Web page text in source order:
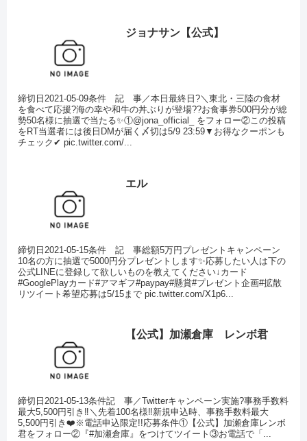
ジョナサン【公式】
締切日2021-05-09条件 記 事／本日最終日?＼東北・三陸の食材
を食べて応援?海の幸や和牛の丼ぶりが登場??お食事券500円分が総
勢50名様に抽選で当たる✨①@jona_official_ をフォロー②この投稿
をRT当選者には後日DMが届く〆切は5/9 23:59▼お得なクーポンも
チェック✔ pic.twitter.com/...
エル
締切日2021-05-15条件 記 事総額5万円プレゼントキャンペーン
10名の方に抽選で5000円分プレゼントします✨応募したい人は下の
公式LINEに登録して欲しいものを教えてください↓カード
#GooglePlayカード#アマギフ#paypay#懸賞#プレゼント企画#拡散
リツイート希望応募は5/15まで pic.twitter.com/X1p6...
【公式】加瀬倉庫 レンボ君
締切日2021-05-13条件記 事／Twitterキャンペーン実施?事務手数料
最大5,500円引き‼️＼先着100名様‼️新規申込時、事務手数料最大
5,500円引き❤️※電話申込限定!!応募条件①【公式】加瀬倉庫レンボ
君をフォロー②『#加瀬倉庫』をつけてツイート③お電話で「...